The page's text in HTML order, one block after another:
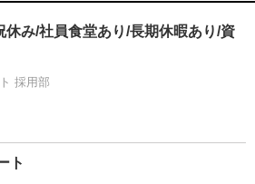
休み/社員食堂あり/長期休暇あり/資
採用部
事務 パート